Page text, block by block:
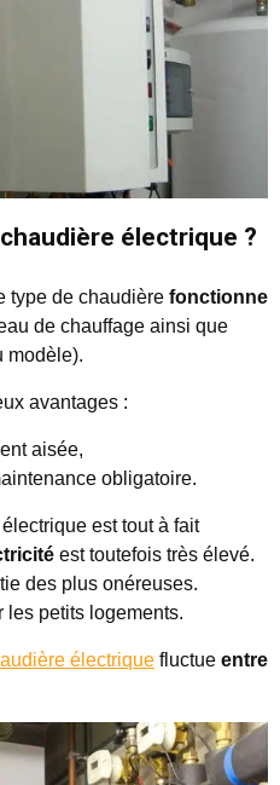
électrique ?
type de chaudière fonctionne
de chauffage ainsi que
modèle).
avantages :
aisée,
obligatoire.
est tout à fait
est toutefois très élevé.
des plus onéreuses.
les petits logements.
électrique fluctue entre